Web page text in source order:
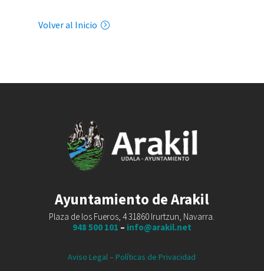
Volver al Inicio
Ayuntamiento de Arakil
Plaza de los Fueros, 4 31860 Irurtzun, Navarra.
948 500 101 – info@arakil.net
Aviso Legal– Políticas de Privacidad